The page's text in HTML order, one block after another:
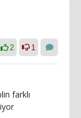
2 1
farklı